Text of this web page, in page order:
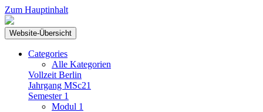
Zum Hauptinhalt
Website-Übersicht
Categories
Alle Kategorien
Vollzeit Berlin
Jahrgang MSc21
Semester 1
Modul 1